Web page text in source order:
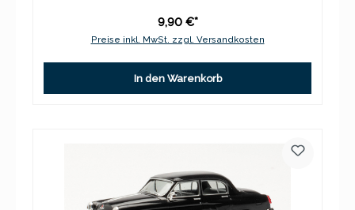
9,90 €*
Preise inkl. MwSt. zzgl. Versandkosten
In den Warenkorb